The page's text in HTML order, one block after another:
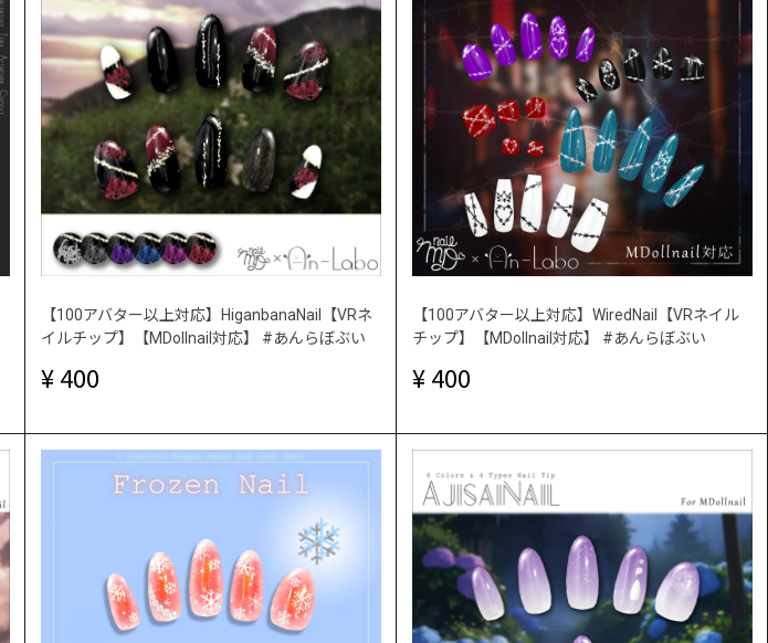
【100アバター以上対応】HiganbanaNail【VRネ
イルチップ】【MDollnail対応】 #あんらぼぶい
400
【100アバター以上対応】WiredNail【VRネイル
チップ】【MDollnail対応】 #あんらぼぶい
400